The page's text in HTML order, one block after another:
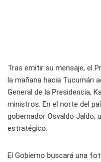
Tras emitir su mensaje, el
la mañana hacia Tucumán
General de la Presidencia,
ministros. En el norte del
gobernador Osvaldo Jaldo,
estratégico.
El Gobierno buscará una